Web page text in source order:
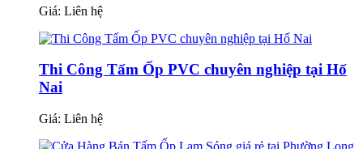
Giá: Liên hệ
Thi Công Tấm Ốp PVC chuyên nghiệp tại Hố
Nai
Giá: Liên hệ